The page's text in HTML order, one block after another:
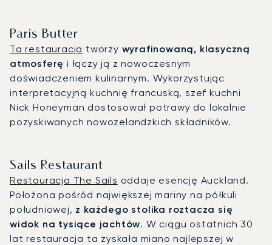
Paris Butter
Ta restauracja tworzy wyrafinowaną, klasyczną
atmosferę i łączy ją z nowoczesnym
doświadczeniem kulinarnym. Wykorzystując
interpretacyjną kuchnię francuską, szef kuchni
Nick Honeyman dostosował potrawy do lokalnie
pozyskiwanych nowozelandzkich składników.
Sails Restaurant
Restauracja The Sails oddaje esencję Auckland.
Położona pośród największej mariny na półkuli
południowej, z każdego stolika roztacza się
widok na tysiące jachtów. W ciągu ostatnich 30
lat restauracja ta zyskała miano najlepszej w